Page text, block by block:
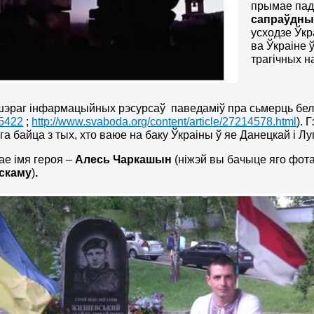
прымае
усходзе
ва Ўкраіне
трагічных
інфармацыйных рэсурсаў паведаміў пра сьмерць
; http://www.svaboda.org/content/article/27214578.html).
байца з тых, хто ваюе на баку Ўкраіны ў яе Данецкай і
імя героя –Алесь Чаркашын (ніжэй вы бачыце яго
).